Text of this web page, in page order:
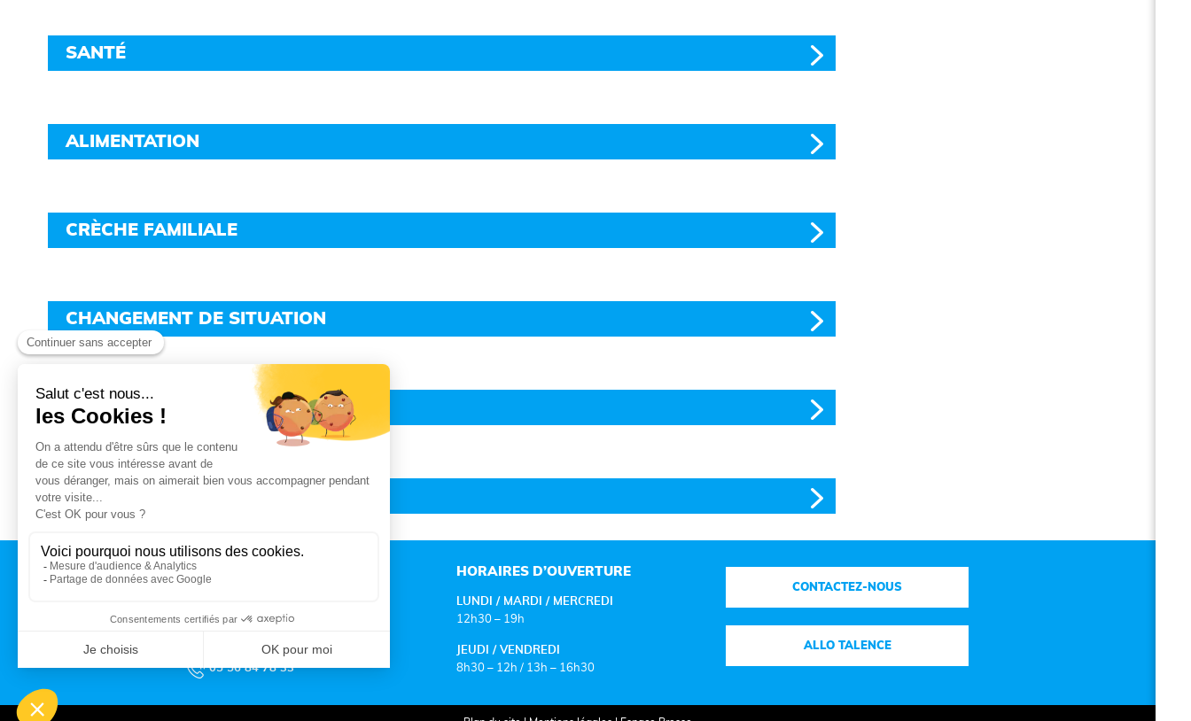
SANTÉ
ALIMENTATION
CRÈCHE FAMILIALE
CHANGEMENT DE SITUATION
COÛTS ET TARIFS
ASSISTANTE MATERNELLE
CONTACT
Rue du Professeur Arnozan
05 56 84 78 33
HORAIRES D’OUVERTURE
LUNDI / MARDI / MERCREDI
12h30 – 19h
JEUDI / VENDREDI
8h30 – 12h / 13h – 16h30
CONTACTEZ-NOUS
ALLO TALENCE